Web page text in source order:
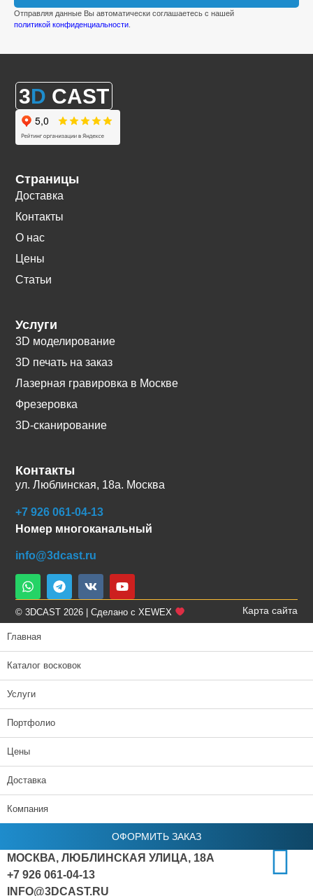
Отправляя данные Вы автоматически соглашаетесь с нашей
политикой конфиденциальности
3D CAST
Страницы
Доставка
Контакты
О нас
Цены
Статьи
Услуги
3D моделирование
3D печать на заказ
Лазерная гравировка в Москве
Фрезеровка
3D-сканирование
Контакты
ул. Люблинская, 18а. Москва
+7 926 061-04-13
Номер многоканальный
info@3dcast.ru
© 3DCAST 2026 | Сделано с XEWEX Карта сайта
Главная
Каталог восковок
Услуги
Портфолио
Цены
Доставка
Компания
ОФОРМИТЬ ЗАКАЗ
МОСКВА, ЛЮБЛИНСКАЯ УЛИЦА, 18А
+7 926 061-04-13
INFO@3DCAST.RU